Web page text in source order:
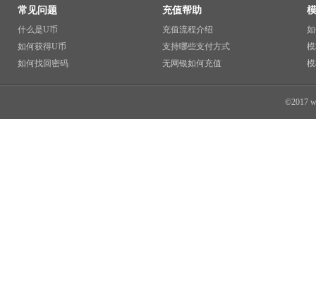
常见问题
什么是U币
如何获得U币
如何找回密码
充值帮助
充值流程介绍
支持哪些支付方式
无网银如何充值
©2017